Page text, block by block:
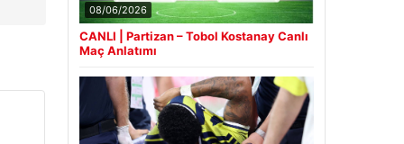
08/06/2026
CANLI | Partizan – Tobol Kostanay Canlı
Maç Anlatımı